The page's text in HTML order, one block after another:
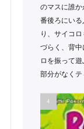
のマスに誰
番後ろにいる
り、サイコ
づらく、背中
ロを振って
部分がなく